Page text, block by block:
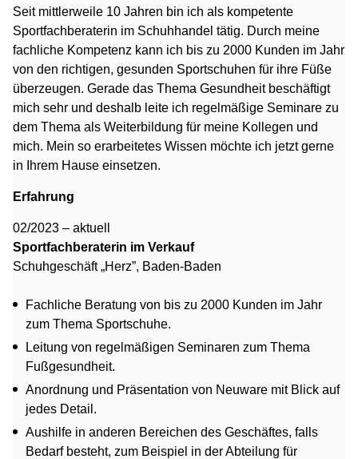
Seit mittlerweile 10 Jahren bin ich als kompetente
Sportfachberaterin im Schuhhandel tätig. Durch meine
fachliche Kompetenz kann ich bis zu 2000 Kunden im Jahr
von den richtigen, gesunden Sportschuhen für ihre Füße
überzeugen. Gerade das Thema Gesundheit beschäftigt
mich sehr und deshalb leite ich regelmäßige Seminare zu
dem Thema als Weiterbildung für meine Kollegen und
mich. Mein so erarbeitetes Wissen möchte ich jetzt gerne
in Ihrem Hause einsetzen.
Erfahrung
02/2023 – aktuell
Sportfachberaterin im Verkauf
Schuhgeschäft „Herz”, Baden-Baden
Fachliche Beratung von bis zu 2000 Kunden im Jahr
zum Thema Sportschuhe.
Leitung von regelmäßigen Seminaren zum Thema
Fußgesundheit.
Anordnung und Präsentation von Neuware mit Blick auf
jedes Detail.
Aushilfe in anderen Bereichen des Geschäftes, falls
Bedarf besteht, zum Beispiel in der Abteilung für